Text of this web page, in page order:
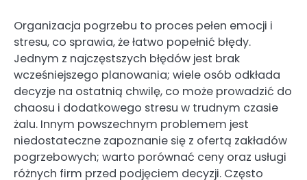
Organizacja pogrzebu to proces pełen emocji i
stresu, co sprawia, że łatwo popełnić błędy.
Jednym z najczęstszych błędów jest brak
wcześniejszego planowania; wiele osób odkłada
decyzje na ostatnią chwilę, co może prowadzić do
chaosu i dodatkowego stresu w trudnym czasie
żalu. Innym powszechnym problemem jest
niedostateczne zapoznanie się z ofertą zakładów
pogrzebowych; warto porównać ceny oraz usługi
różnych firm przed podjęciem decyzji. Często